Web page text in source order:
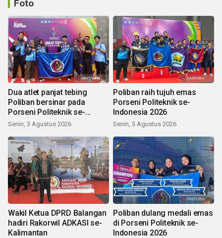
Foto
Dua atlet panjat tebing
Poliban bersinar pada
Porseni Politeknik se-
Indonesia 2026
Senin, 3 Agustus 2026
Poliban raih tujuh emas
Porseni Politeknik se-
Indonesia 2026
Senin, 3 Agustus 2026
Wakil Ketua DPRD Balangan
hadiri Rakorwil ADKASI se-
Kalimantan
Poliban dulang medali emas
di Porseni Politeknik se-
Indonesia 2026